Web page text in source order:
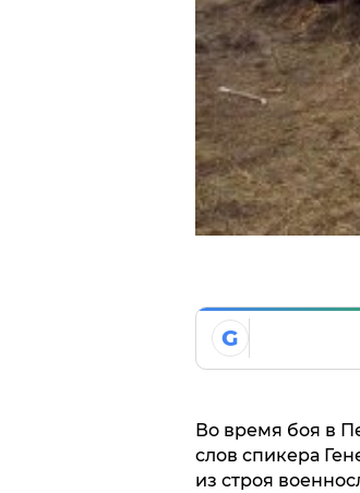
G
Во время боя в
слов спикера
из строя